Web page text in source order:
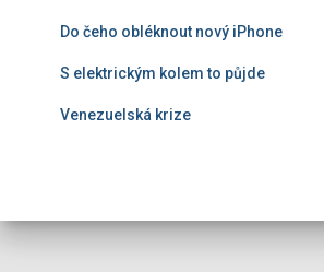
Do čeho obléknout nový iPhone
S elektrickým kolem to půjde
Venezuelská krize